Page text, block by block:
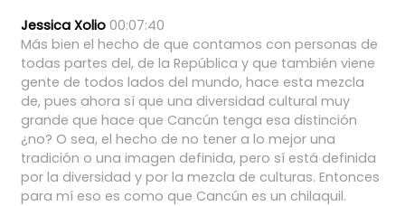
Jessica Xolio 00:07:40
Más bien el hecho de que contamos con personas de
todas partes del, de la República y que también viene
gente de todos lados del mundo, hace esta mezcla
de, pues ahora sí que una diversidad cultural muy
grande que hace que Cancún tenga esa distinción
¿no? O sea, el hecho de no tener a lo mejor una
tradición o una imagen definida, pero sí está definida
por la diversidad y por la mezcla de culturas. Entonces
para mí eso es como que Cancún es un chilaquil.